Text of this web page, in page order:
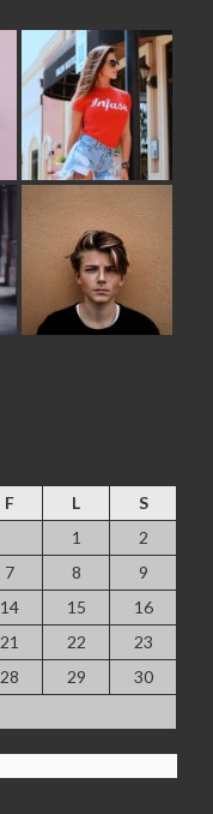
F L
S
1
2
7 8
9
14 15
16
21 22
23
28 29
30